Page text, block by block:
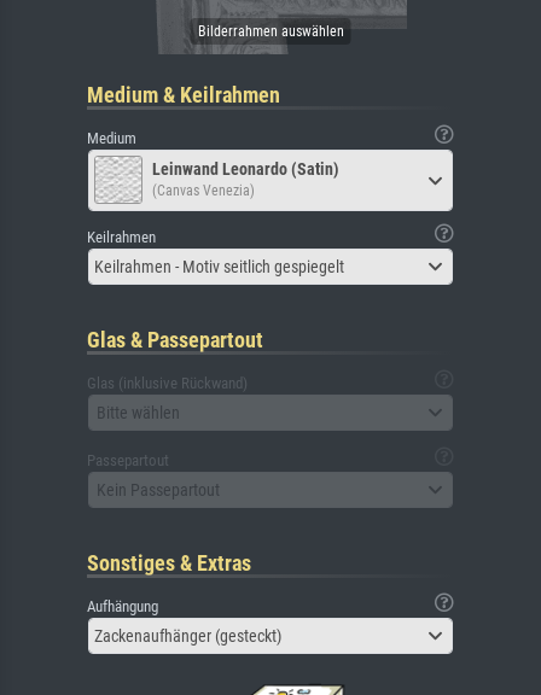
Medium & Keilrahmen
Medium
Leinwand Leonardo (Satin)
(Canvas Venezia)
Keilrahmen
Keilrahmen - Motiv seitlich gespiegelt
Glas & Passepartout
Glas (inklusive Rückwand)
Bitte wählen
Passepartout
Kein Passepartout
Sonstiges & Extras
Aufhängung
Zackenaufhänger (gesteckt)